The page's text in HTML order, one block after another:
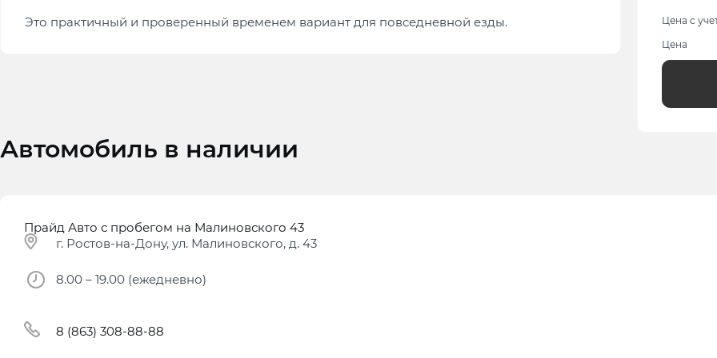
Это практичный и проверенный временем вариант для повседневной езды.
Цена с
Цена
Автомобиль в наличии
Прайд Авто с пробегом на Малиновского 43
г. Ростов-на-Дону, ул. Малиновского, д. 43
8.00 – 19.00 (ежедневно)
8 (863) 308-88-88